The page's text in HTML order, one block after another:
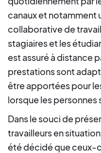
canaux et notamment
collaborative de
stagiaires et les
est assuré à distance
prestations sont
être apportées pour
lorsque les personnes
Dans le souci de
travailleurs en
été décidé que ceux-